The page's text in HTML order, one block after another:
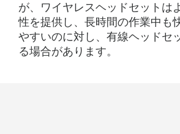
が、ワイヤレスヘッドセットは
性を提供し、長時間の作業中も
やすいのに対し、有線ヘッドセ
る場合があります。